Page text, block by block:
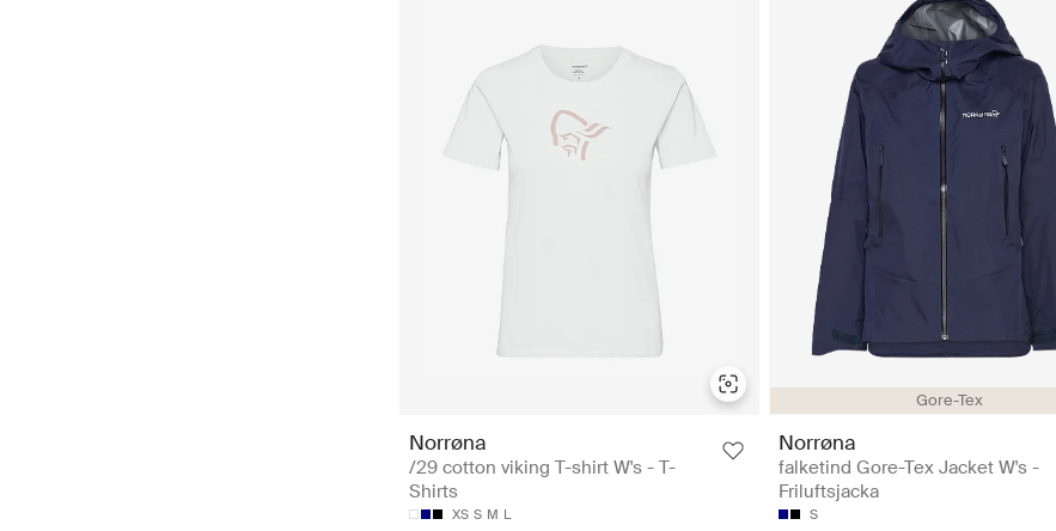
Norrøna
/29 cotton viking T-shirt W's - T-
Shirts
XS S M L
Gore-Tex
Norrøna
falketind Gore-Tex Jacket W's -
Friluftsjacka
S